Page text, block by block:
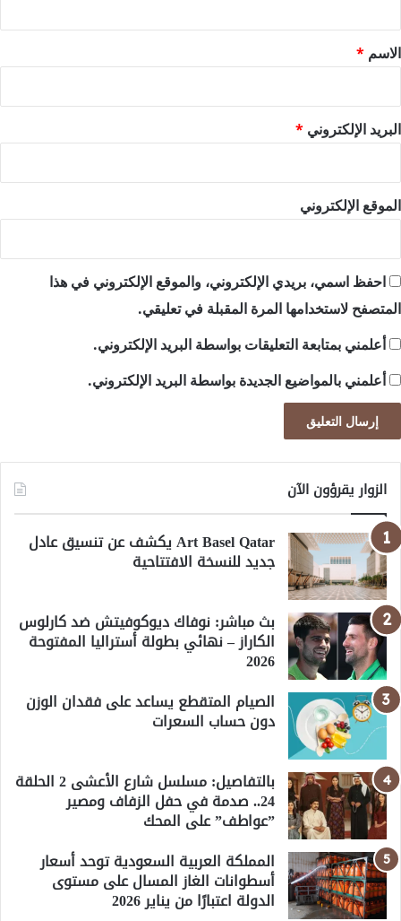
*
الاسم *
البريد الإلكتروني *
الموقع الإلكتروني
احفظ اسمي، بريدي الإلكتروني، والموقع الإلكتروني في هذا
المتصفح لاستخدامها المرة المقبلة في تعليقي.
أعلمني بمتابعة التعليقات بواسطة البريد الإلكتروني.
أعلمني بالمواضيع الجديدة بواسطة البريد الإلكتروني.
الزوار يقرؤون الآن
Art Basel Qatar يكشف عن تنسيق عادل
جديد للنسخة الافتتاحية
بث مباشر: نوفاك ديوكوفيتش ضد كارلوس
الكاراز – نهائي بطولة أستراليا المفتوحة
2026
الصيام المتقطع يساعد على فقدان الوزن
دون حساب السعرات
بالتفاصيل: مسلسل شارع الأعشى 2 الحلقة
24.. صدمة في حفل الزفاف ومصير
”عواطف” على المحك
المملكة العربية السعودية توحد أسعار
أسطوانات الغاز المسال على مستوى
الدولة اعتبارًا من يناير 2026